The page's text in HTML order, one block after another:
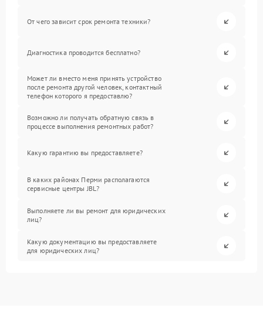
От чего зависит срок ремонта техники?
Диагностика проводится бесплатно?
Может ли вместо меня принять устройство
после ремонта другой человек, контактный
телефон которого я предоставлю?
Возможно ли получать обратную связь в
процессе выполнения ремонтных работ?
Какую гарантию вы предоставляете?
В каких районах Перми располагаются
сервисные центры JBL?
Выполняете ли вы ремонт для юридических
лиц?
Какую документацию вы предоставляете
для юридических лиц?